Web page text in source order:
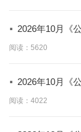
· 2026年10月《
阅读：5620
· 2026年10月《
阅读：4022